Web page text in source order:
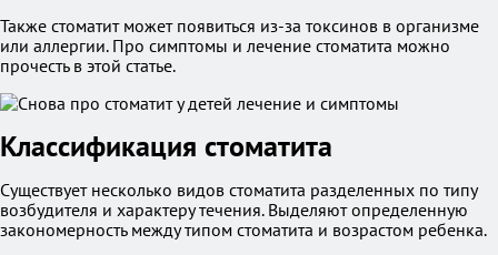
Также стоматит может появиться из-за токсинов в организме
или аллергии. Про симптомы и лечение стоматита можно
прочесть в этой статье.
Классификация стоматита
Существует несколько видов стоматита разделенных по типу
возбудителя и характеру течения. Выделяют определенную
закономерность между типом стоматита и возрастом ребенка.